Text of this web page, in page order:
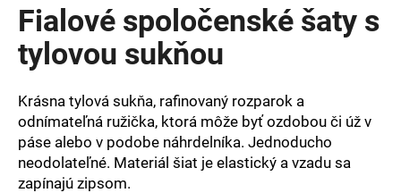
produktu
je
0,0
z
hviezdičiek.
Fialové spoločenské šaty s
tylovou sukňou
Krásna tylová sukňa, rafinovaný rozparok a
odnímateľná ružička, ktorá môže byť ozdobou či úž v
páse alebo v podobe náhrdelníka. Jednoducho
neodolateľné. Materiál šiat je elastický a vzadu sa
zapínajú zipsom.